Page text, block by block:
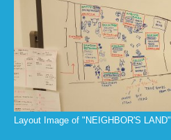
Layout Image of "NEIGHBOR'S LAND"